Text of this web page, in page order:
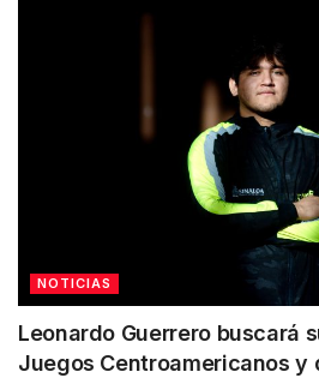
NOTICIAS
Leonardo Guerrero buscará
Juegos Centroamericanos y